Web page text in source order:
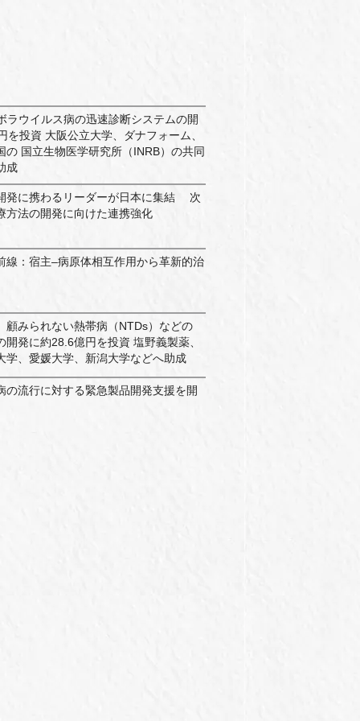
ラウイルス病の迅速診断システムの開
を投資 大阪公立大学、ダナフォーム、
の 国立生物医学研究所（INRB）の共同
成
発に携わるリーダーが日本に集結 次
方法の開発に向けた連携強化
線：宿主–病原体相互作用から革新的治
顧みられない熱帯病（NTDs）などの
開発に約28.6億円を投資 塩野義製薬、
学、愛媛大学、新潟大学などへ助成
の流行に対する緊急製品開発支援を開